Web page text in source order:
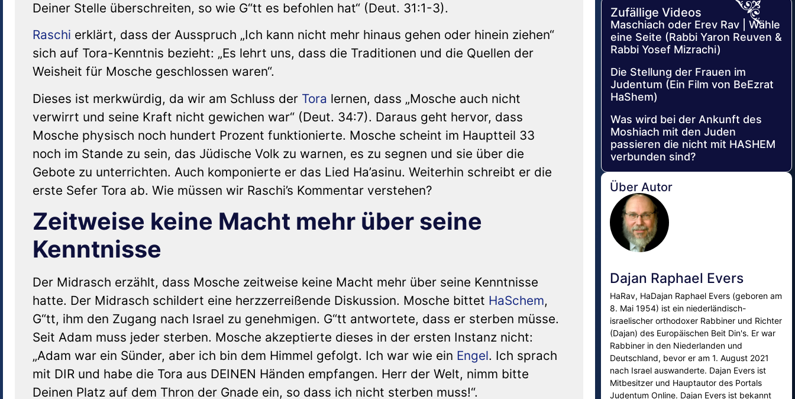
Deiner Stelle überschreiten, so wie G“tt es befohlen hat“ (Deut. 31:1-3).
Raschi erklärt, dass der Ausspruch „Ich kann nicht mehr hinaus gehen oder hinein ziehen“
sich auf Tora-Kenntnis bezieht: „Es lehrt uns, dass die Traditionen und die Quellen der
Weisheit für Mosche geschlossen waren“.
Dieses ist merkwürdig, da wir am Schluss der Tora lernen, dass „Mosche auch nicht
verwirrt und seine Kraft nicht gewichen war“ (Deut. 34:7). Daraus geht hervor, dass
Mosche physisch noch hundert Prozent funktionierte. Mosche scheint im Hauptteil 33
noch im Stande zu sein, das Jüdische Volk zu warnen, es zu segnen und sie über die
Gebote zu unterrichten. Auch komponierte er das Lied Ha’asinu. Weiterhin schreibt er die
erste Sefer Tora ab. Wie müssen wir Raschi’s Kommentar verstehen?
Zeitweise keine Macht mehr über seine
Kenntnisse
Der Midrasch erzählt, dass Mosche zeitweise keine Macht mehr über seine Kenntnisse
hatte. Der Midrasch schildert eine herzzerreißende Diskussion. Mosche bittet HaSchem,
G“tt, ihm den Zugang nach Israel zu genehmigen. G“tt antwortete, dass er sterben müsse.
Seit Adam muss jeder sterben. Mosche akzeptierte dieses in der ersten Instanz nicht:
„Adam war ein Sünder, aber ich bin dem Himmel gefolgt. Ich war wie ein Engel. Ich sprach
mit DIR und habe die Tora aus DEINEN Händen empfangen. Herr der Welt, nimm bitte
Deinen Platz auf dem Thron der Gnade ein, so dass ich nicht sterben muss!“.
Zufällige Videos
Maschiach oder Erev Rav | Wähle
eine Seite (Rabbi Yaron Reuven &
Rabbi Yosef Mizrachi)
Die Stellung der Frauen im
Judentum (Ein Film von BeEzrat
HaShem)
Was wird bei der Ankunft des
Moshiach mit den Juden
passieren die nicht mit HASHEM
verbunden sind?
Über Autor
Dajan Raphael Evers
HaRav, HaDajan Raphael Evers (geboren am
8. Mai 1954) ist ein niederländisch-
israelischer orthodoxer Rabbiner und Richter
(Dajan) des Europäischen Beit Din's. Er war
Rabbiner in den Niederlanden und
Deutschland, bevor er am 1. August 2021
nach Israel auswanderte. Dajan Evers ist
Mitbesitzer und Hauptautor des Portals
Judentum Online. Dajan Evers ist bekannt